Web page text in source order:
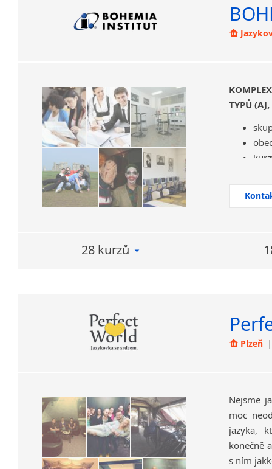
TYPŮ
28 kurzů
Plzeň |
Nejsme
moc
jazyka,
konečně
s ním